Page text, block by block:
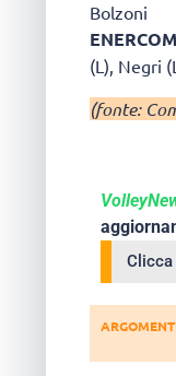
Bolzoni
(L), Negri
(fonte:
Clicca